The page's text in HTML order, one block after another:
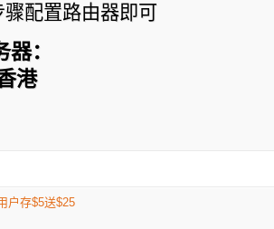
骤配置路由器即可
：
港
户存$5送$25